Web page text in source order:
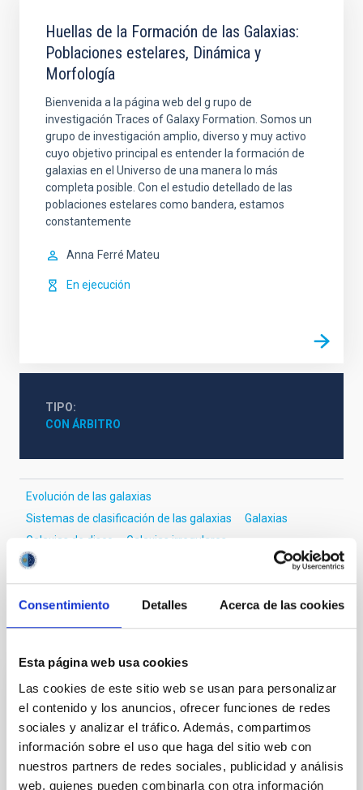
Consentimiento Detalles Acerca de las cookies
Esta página web usa cookies
Las cookies de este sitio web se usan para personalizar
el contenido y los anuncios, ofrecer funciones de redes
sociales y analizar el tráfico. Además, compartimos
información sobre el uso que haga del sitio web con
nuestros partners de redes sociales, publicidad y análisis
web, quienes pueden combinarla con otra información
Huellas de la Formación de las Galaxias:
Poblaciones estelares, Dinámica y
Morfología
Bienvenida a la página web del g rupo de
investigación Traces of Galaxy Formation. Somos un
grupo de investigación amplio, diverso y muy activo
cuyo objetivo principal es entender la formación de
galaxias en el Universo de una manera lo más
completa posible. Con el estudio detellado de las
poblaciones estelares como bandera, estamos
constantemente
Anna Ferré Mateu
En ejecución
TIPO
CON ÁRBITRO
Evolución de las galaxias
Sistemas de clasificación de las galaxias
Galaxias
Galaxias de disco
Galaxias irregulares
Esquema de clasificación de Hubble
Magnetic Field Alignment with Dense
Cores in the Transition between Cloud and
Core Scales